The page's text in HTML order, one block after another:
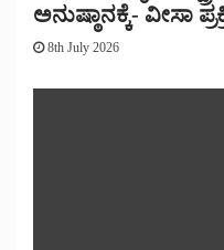
ಅನುಷ್ಠಾನಕ್ಕೆ- ವೀಸಾ
8th July 2026